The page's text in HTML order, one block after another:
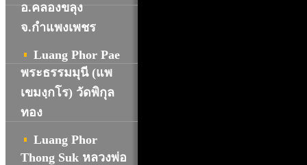
อ.คลองขลุง
จ.กำแพงเพชร
Luang Phor Pae
พระธรรมมุนี (แพ
เขมงฺกโร) วัดพิกุล
ทอง
Luang Phor
Thong Suk หลวงพ่อ